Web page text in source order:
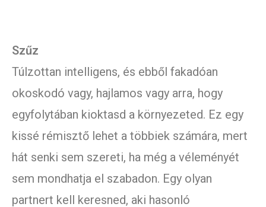
Szűz
Túlzottan intelligens, és ebből fakadóan
okoskodó vagy, hajlamos vagy arra, hogy
egyfolytában kioktasd a környezeted. Ez egy
kissé rémisztő lehet a többiek számára, mert
hát senki sem szereti, ha még a véleményét
sem mondhatja el szabadon. Egy olyan
partnert kell keresned, aki hasonló